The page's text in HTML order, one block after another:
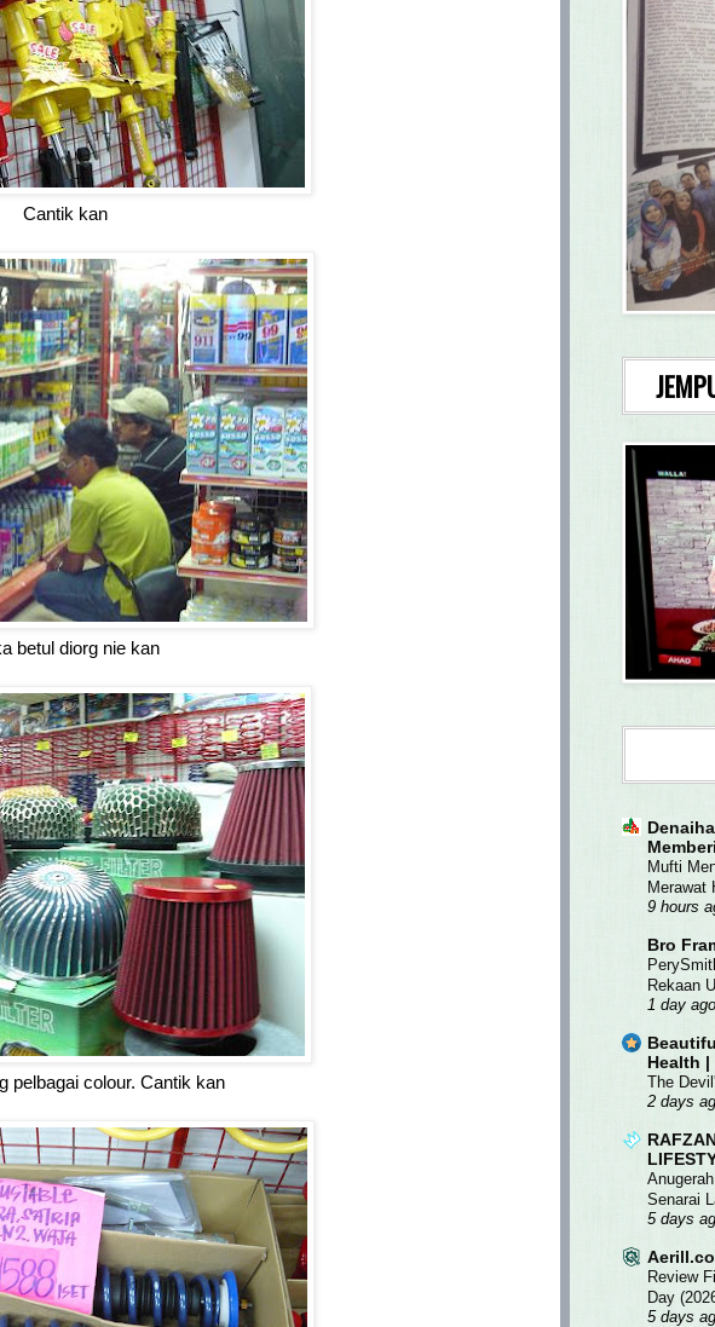
Cantik kan
betul diorg nie kan
pelbagai colour. Cantik kan
Memberi
Mufti
Merawat
9 hours
Bro
Rekaan
1 day ago
Health
The
2 days
Senarai
5 days
Review
Day
5 days